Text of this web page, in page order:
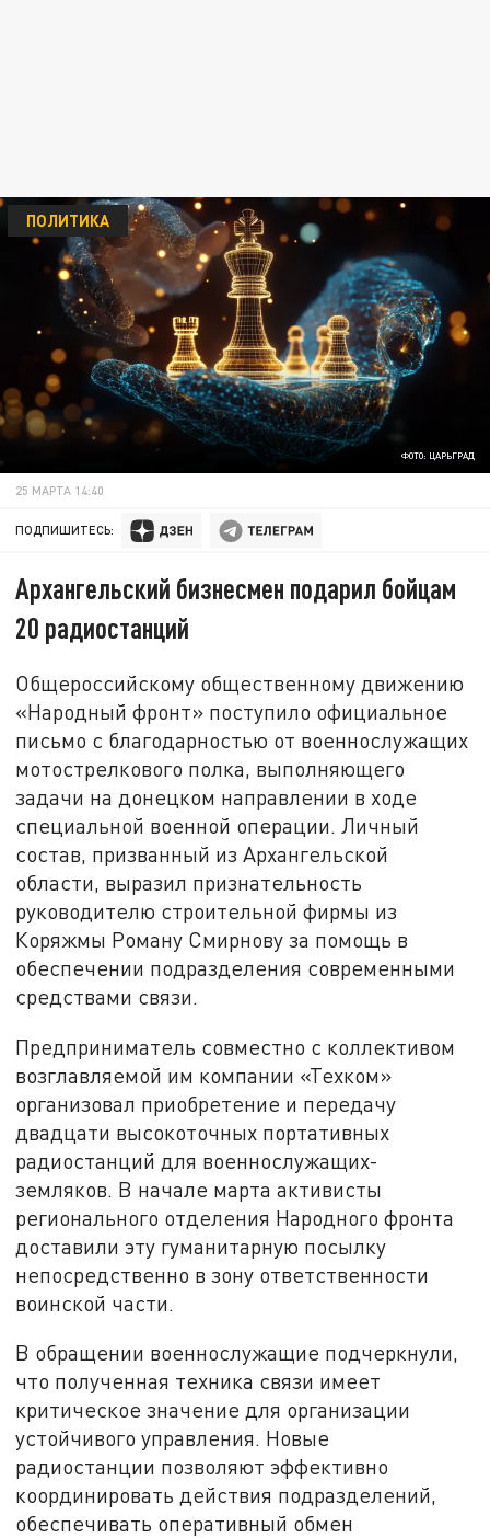
ФОТО: ЦАРЬГРАД
ПОЛИТИКА
25 МАРТА 14:40
ПОДПИШИТЕСЬ:
Архангельский бизнесмен подарил бойцам
20 радиостанций
Общероссийскому общественному движению
«Народный фронт» поступило официальное
письмо с благодарностью от военнослужащих
мотострелкового полка, выполняющего
задачи на донецком направлении в ходе
специальной военной операции. Личный
состав, призванный из Архангельской
области, выразил признательность
руководителю строительной фирмы из
Коряжмы Роману Смирнову за помощь в
обеспечении подразделения современными
средствами связи.
Предприниматель совместно с коллективом
возглавляемой им компании «Техком»
организовал приобретение и передачу
двадцати высокоточных портативных
радиостанций для военнослужащих-
земляков. В начале марта активисты
регионального отделения Народного фронта
доставили эту гуманитарную посылку
непосредственно в зону ответственности
воинской части.
В обращении военнослужащие подчеркнули,
что полученная техника связи имеет
критическое значение для организации
устойчивого управления. Новые
радиостанции позволяют эффективно
координировать действия подразделений,
обеспечивать оперативный обмен